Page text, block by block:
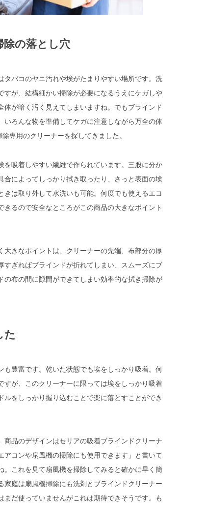
の落とし穴
バコのヤニ汚れや埃がたまりやすい場所です。洗
が、結構細かい掃除が必要になるうえにケガしや
が暗く汚く見えてしまいますね。でもブラインド
ろんな物を準備してケガに注意しながら万全の体
専用のクリーナーを探してきました。
吸着しやすい繊維で作られています。三股に分か
によってしっかり拭き取ったり、さっと表面の埃
は取り外して水洗いも可能。何度でも使えるエコ
るので安全なところがこの商品の大きなポイント
きなポイントは、クリーナーの先端、布部分の厚
ぎればブラインドが折れてしまい、スムーズにブ
布の間に隙間ができてしまい効率的な拭き掃除が
た
も豊富です。乾いた状態でも埃をしっかり吸着。何
が、このクリーナーに限っては埃をしっかり吸着
をしっかり握り込むことで楽に落とすことができ
品のデザインはセリアの吸着ブラインドクリーナ
コンや扇風機の掃除にも使用できます」と書いて
これを見て扇風機を掃除してみると確かに早く簡
庭は扇風機掃除にも洗剤とブラインドクリーナー
だ使っていませんがこれは期待できそうです。も